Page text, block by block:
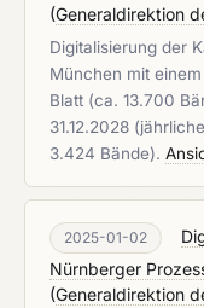
(Generaldirektion
Digitalisierung der
München mit
Blatt (ca. 13.700
31.12.2028
3.424 Bände).
2025-01-02
Nürnberger
(Generaldirektion